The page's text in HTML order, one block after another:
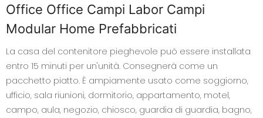
Office Office Campi Labor Campi
Modular Home Prefabbricati
La casa del contenitore pieghevole può essere installata
entro 15 minuti per un'unità. Consegnerà come un
pacchetto piatto. È ampiamente usato come soggiorno,
ufficio, sala riunioni, dormitorio, appartamento, motel,
campo, aula, negozio, chiosco, guardia di guardia, bagno,